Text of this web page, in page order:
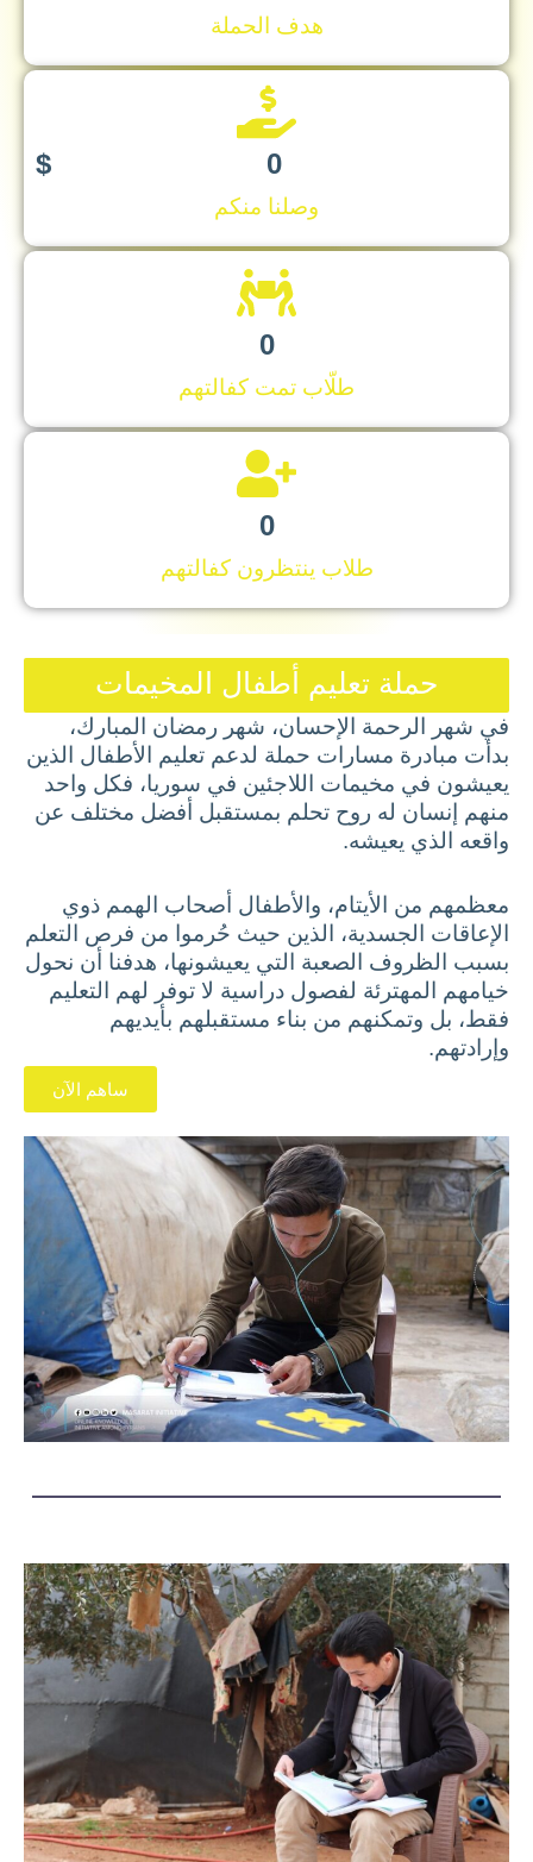
هدف الحملة
0
$
وصلنا منكم
0
طلّاب تمت كفالتهم
0
طلاب ينتظرون كفالتهم
حملة تعليم أطفال المخيمات
في شهر الرحمة الإحسان، شهر رمضان المبارك،
بدأت مبادرة مسارات حملة لدعم تعليم الأطفال الذين
يعيشون في مخيمات اللاجئين في سوريا، فكل واحد
منهم إنسان له روح تحلم بمستقبل أفضل مختلف عن
واقعه الذي يعيشه.
معظمهم من الأيتام، والأطفال أصحاب الهمم ذوي
الإعاقات الجسدية، الذين حيث حُرموا من فرص التعلم
بسبب الظروف الصعبة التي يعيشونها، هدفنا أن نحول
خيامهم المهترئة لفصول دراسية لا توفر لهم التعليم
فقط، بل وتمكنهم من بناء مستقبلهم بأيديهم
وإرادتهم.
ساهم الآن